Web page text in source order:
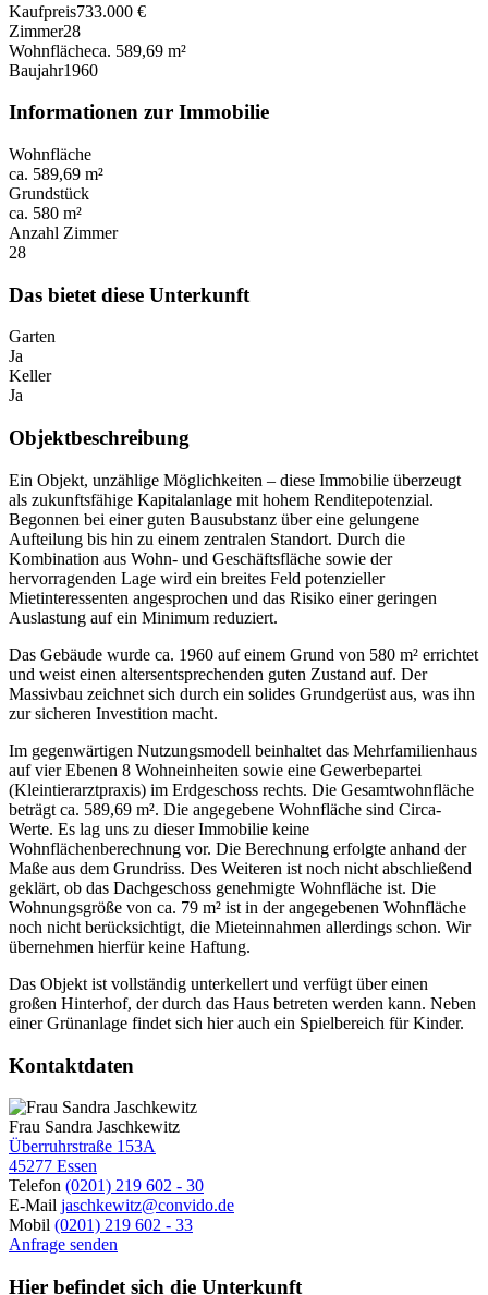
Kaufpreis733.000 €
Zimmer28
Wohnflächeca. 589,69 m²
Baujahr1960
Informationen zur Immobilie
Wohnfläche
ca. 589,69 m²
Grundstück
ca. 580 m²
Anzahl Zimmer
28
Das bietet diese Unterkunft
Garten
Ja
Keller
Ja
Objektbeschreibung
Ein Objekt, unzählige Möglichkeiten – diese Immobilie überzeugt
als zukunftsfähige Kapitalanlage mit hohem Renditepotenzial.
Begonnen bei einer guten Bausubstanz über eine gelungene
Aufteilung bis hin zu einem zentralen Standort. Durch die
Kombination aus Wohn- und Geschäftsfläche sowie der
hervorragenden Lage wird ein breites Feld potenzieller
Mietinteressenten angesprochen und das Risiko einer geringen
Auslastung auf ein Minimum reduziert.
Das Gebäude wurde ca. 1960 auf einem Grund von 580 m² errichtet
und weist einen altersentsprechenden guten Zustand auf. Der
Massivbau zeichnet sich durch ein solides Grundgerüst aus, was ihn
zur sicheren Investition macht.
Im gegenwärtigen Nutzungsmodell beinhaltet das Mehrfamilienhaus
auf vier Ebenen 8 Wohneinheiten sowie eine Gewerbepartei
(Kleintierarztpraxis) im Erdgeschoss rechts. Die Gesamtwohnfläche
beträgt ca. 589,69 m². Die angegebene Wohnfläche sind Circa-
Werte. Es lag uns zu dieser Immobilie keine
Wohnflächenberechnung vor. Die Berechnung erfolgte anhand der
Maße aus dem Grundriss. Des Weiteren ist noch nicht abschließend
geklärt, ob das Dachgeschoss genehmigte Wohnfläche ist. Die
Wohnungsgröße von ca. 79 m² ist in der angegebenen Wohnfläche
noch nicht berücksichtigt, die Mieteinnahmen allerdings schon. Wir
übernehmen hierfür keine Haftung.
Das Objekt ist vollständig unterkellert und verfügt über einen
großen Hinterhof, der durch das Haus betreten werden kann. Neben
einer Grünanlage findet sich hier auch ein Spielbereich für Kinder.
Kontaktdaten
Frau Sandra Jaschkewitz
Überruhrstraße 153A
45277 Essen
Telefon (0201) 219 602 - 30
E-Mail jaschkewitz@convido.de
Mobil (0201) 219 602 - 33
Anfrage senden
Hier befindet sich die Unterkunft